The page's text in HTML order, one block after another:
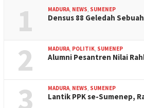
1 MADURA, NEWS, SUMENEP
Densus 88 Geledah
2 MADURA, POLITIK, SUMENEP
Alumni Pesantren Nilai
3 MADURA, NEWS, SUMENEP
Lantik PPK se-Sumenep,